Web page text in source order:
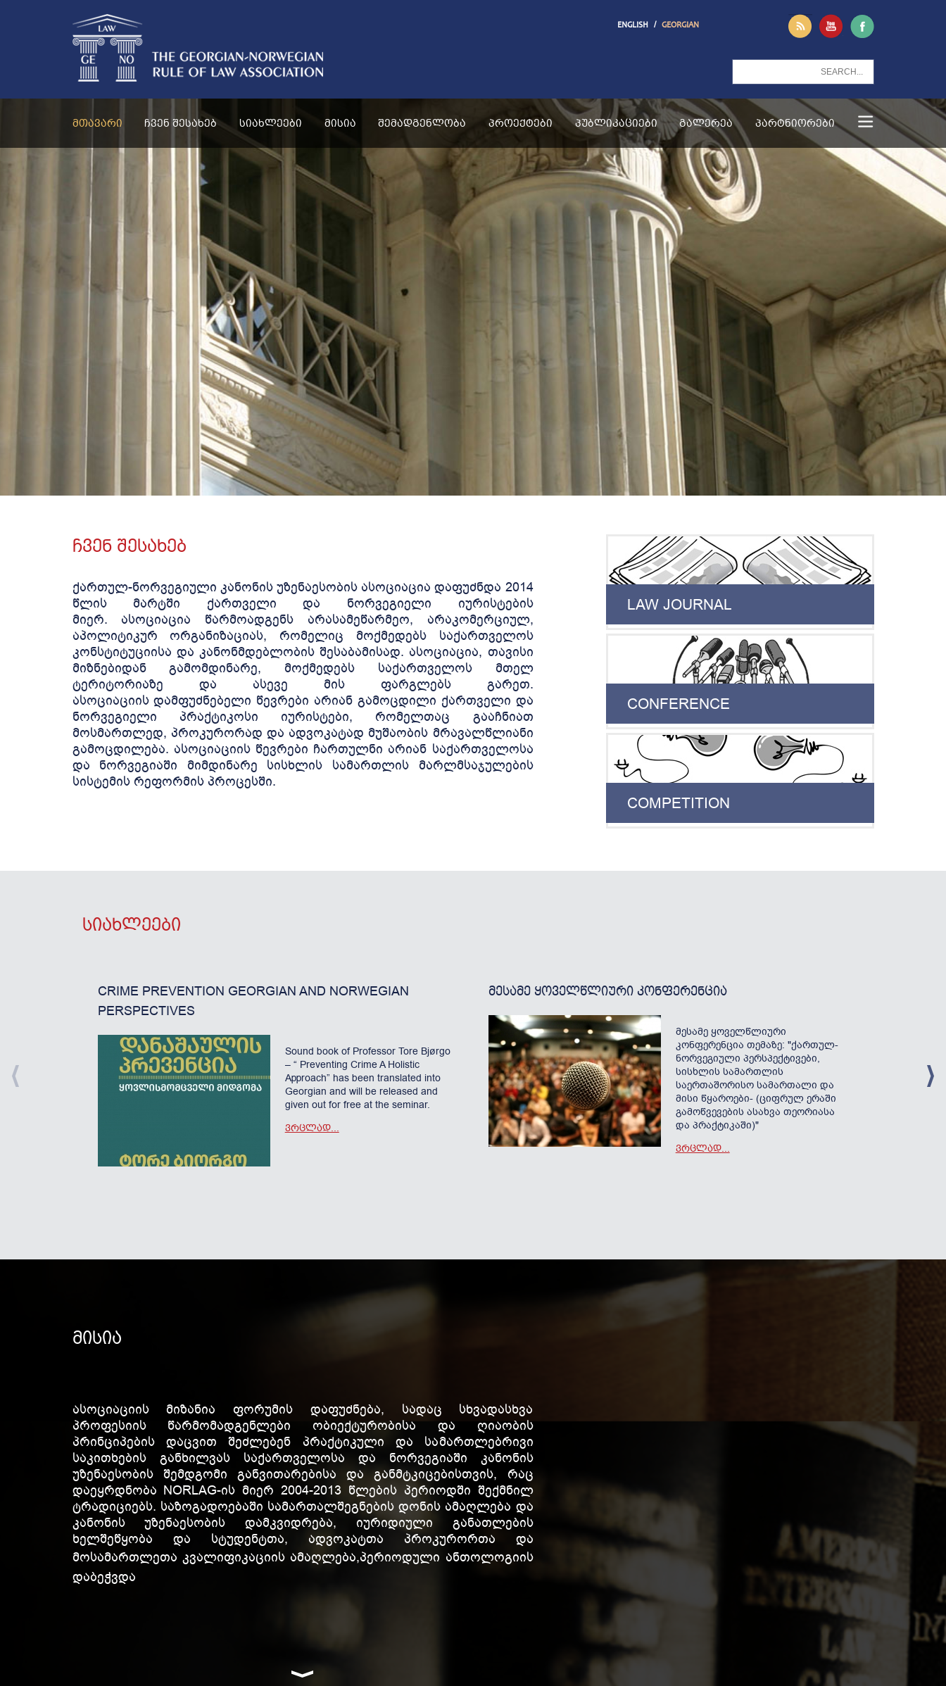
ENGLISH / GEORGIAN
ᲛᲗᲐᲕᲐᲠᲘ ᲩᲕᲔᲜ ᲨᲔᲡᲐᲮᲔᲑ ᲡᲘᲐᲮᲚᲔᲔᲑᲘ ᲛᲘᲡᲘᲐ ᲨᲔᲛᲐᲓᲒᲔᲜᲚᲝᲑᲐ ᲞᲠᲝᲔᲥᲢᲔᲑᲘ ᲞᲣᲑᲚᲘᲙᲐᲪᲘᲔᲑᲘ ᲒᲐᲚᲔᲠᲔᲐ ᲞᲐᲠᲢᲜᲘᲝᲠᲔᲑᲘ
ᲩᲕᲔᲜ ᲨᲔᲡᲐᲮᲔᲑ
ქართულ-ნორვეგიული კანონის უზენაესობის ასოციაცია დაფუძნდა 2014
წლის მარტში ქართველი და ნორვეგიელი იურისტების
მიერ. ასოციაცია წარმოადგენს არასამეწარმეო, არაკომერციულ,
აპოლიტიკურ ორგანიზაციას, რომელიც მოქმედებს საქართველოს
კონსტიტუციისა და კანონმდებლობის შესაბამისად. ასოციაცია, თავისი
მიზნებიდან გამომდინარე, მოქმედებს საქართველოს მთელ
ტერიტორიაზე და ასევე მის ფარგლებს გარეთ.
ასოციაციის დამფუძნებელი წევრები არიან გამოცდილი ქართველი და
ნორვეგიელი პრაქტიკოსი იურისტები, რომელთაც გააჩნიათ
მოსმართლედ, პროკურორად და ადვოკატად მუშაობის მრავალწლიანი
გამოცდილება. ასოციაციის წევრები ჩართულნი არიან საქართველოსა
და ნორვეგიაში მიმდინარე სისხლის სამართლის მარლმსაჯულების
სისტემის რეფორმის პროცესში.
LAW JOURNAL
CONFERENCE
COMPETITION
სიახლეები
CRIME PREVENTION GEORGIAN AND NORWEGIAN
PERSPECTIVES
Sound book of Professor Tore Bjørgo
– “ Preventing Crime A Holistic
Approach” has been translated into
Georgian and will be released and
given out for free at the seminar.
ᲕᲠᲪᲚᲐᲓ...
ᲛᲔᲡᲐᲛᲔ ᲧᲝᲕᲔᲚᲬᲚᲘᲣᲠᲘ ᲙᲝᲜᲤᲔᲠᲔᲜᲪᲘᲐ
მესამე ყოველწლიური
კონფერენცია თემაზე: "ქართულ-
ნორვეგიული პერსპექტივები,
სისხლის სამართლის
საერთაშორისო სამართალი და
მისი წყაროები- (ციფრულ ერაში
გამოწვევების ასახვა თეორიასა
და პრაქტიკაში)"
ᲕᲠᲪᲚᲐᲓ...
მისია
ასოციაციის მიზანია ფორუმის დაფუძნება, სადაც სხვადასხვა
პროფესიის წარმომადგენლები ობიექტურობისა და ღიაობის
პრინციპების დაცვით შეძლებენ პრაქტიკული და სამართლებრივი
საკითხების განხილვას საქართველოსა და ნორვეგიაში კანონის
უზენაესობის შემდგომი განვითარებისა და განმტკიცებისთვის, რაც
დაეყრდნობა NORLAG-ის მიერ 2004-2013 წლების პერიოდში შექმნილ
ტრადიციებს. საზოგადოებაში სამართალშეგნების დონის ამაღლება და
კანონის უზენაესობის დამკვიდრება, იურიდიული განათლების
ხელშეწყობა და სტუდენტთა, ადვოკატთა პროკურორთა და
მოსამართლეთა კვალიფიკაციის ამაღლება,პერიოდული ანთოლოგიის
დაბეჭვდა